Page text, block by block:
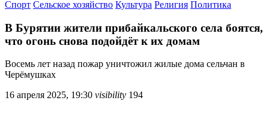
Спорт Сельское хозяйство Культура Религия Политика
В Бурятии жители прибайкальского села боятся,
что огонь снова подойдёт к их домам
Восемь лет назад пожар уничтожил жилые дома сельчан в
Черёмушках
16 апреля 2025, 19:30 visibility 194